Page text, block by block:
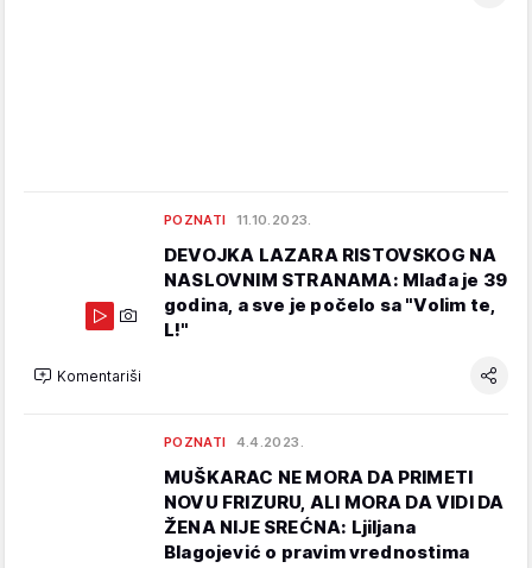
POZNATI 11.10.2023.
DEVOJKA LAZARA RISTOVSKOG NA
NASLOVNIM STRANAMA: Mlađa je 39
godina, a sve je počelo sa "Volim te,
L!"
Komentariši
POZNATI 4.4.2023.
MUŠKARAC NE MORA DA PRIMETI
NOVU FRIZURU, ALI MORA DA VIDI DA
ŽENA NIJE SREĆNA: Ljiljana
Blagojević o pravim vrednostima